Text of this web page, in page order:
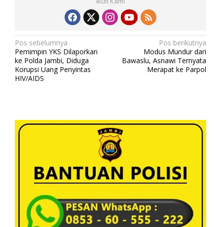
N
a
v
i
s
Pos sebelumnya
Pemimpin YKS Dilaporkan
ke Polda Jambi, Diduga
Korupsi Uang Penyintas
HIV/AIDS
Pos berikutnya
Modus Mundur dari
Bawaslu, Asnawi Ternyata
Merapat ke Parpol